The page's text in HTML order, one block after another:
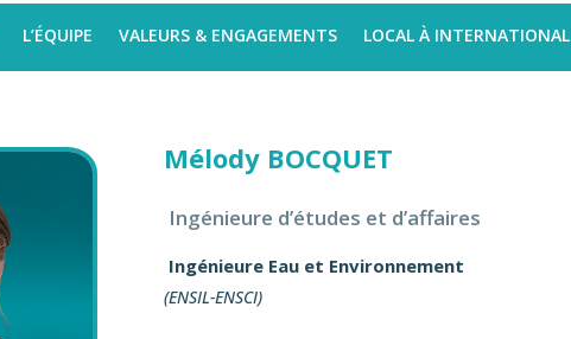
L’ÉQUIPE VALEURS & ENGAGEMENTS LOCAL À INTERNATIONAL
Mélody BOCQUET
Ingénieure d’études et d’affaires
Ingénieure Eau et Environnement
(ENSIL-ENSCI)